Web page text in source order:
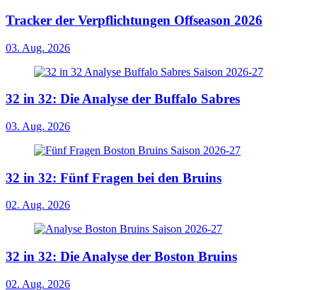
Tracker der Verpflichtungen Offseason 2026
03. Aug. 2026
32 in 32: Die Analyse der Buffalo Sabres
03. Aug. 2026
32 in 32: Fünf Fragen bei den Bruins
02. Aug. 2026
32 in 32: Die Analyse der Boston Bruins
02. Aug. 2026